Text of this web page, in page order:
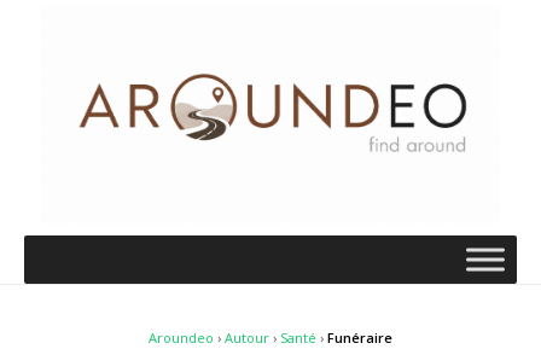
Aroundeo › Autour › Santé › Funéraire